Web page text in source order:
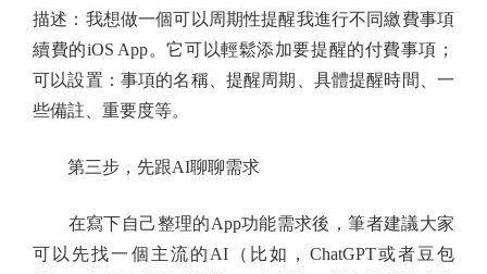
描述：我想做一個可以周期性提醒我進行不同繳費事項
續費的iOS App。它可以輕鬆添加要提醒的付費事項；
可以設置：事項的名稱、提醒周期、具體提醒時間、一
些備註、重要度等。
第三步，先跟AI聊聊需求
在寫下自己整理的App功能需求後，筆者建議大家
可以先找一個主流的AI（比如，ChatGPT或者豆包